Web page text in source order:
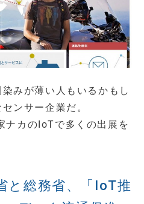
みが薄い人もいるかもし
ンサー企業だ。
ナカのIoTで多くの出展を
と総務省、「IoT推